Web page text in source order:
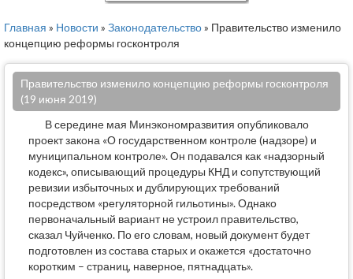
Главная » Новости » Законодательство» Правительство изменило
концепцию реформы госконтроля
Правительство изменило концепцию реформы госконтроля
(19 июня 2019)
В середине мая Минэкономразвития опубликовало
проект закона «О государственном контроле (надзоре) и
муниципальном контроле». Он подавался как «надзорный
кодекс», описывающий процедуры КНД и сопутствующий
ревизии избыточных и дублирующих требований
посредством «регуляторной гильотины». Однако
первоначальный вариант не устроил правительство,
сказал Чуйченко. По его словам, новый документ будет
подготовлен из состава старых и окажется «достаточно
коротким – страниц, наверное, пятнадцать».